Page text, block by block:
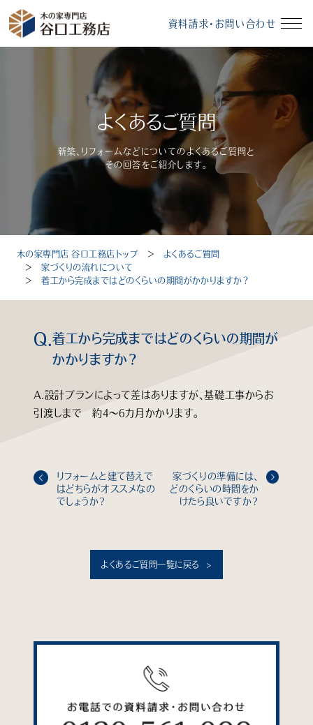
資料請求・お問い合わせ
イベント情報 資料請求・お問い合わせ
モデルハウス 無料相談会
受付時間：10～18時（定休日：毎週水曜、毎月第3火曜）
トップ
選ばれる理由
知る
学ぶ
よくあるご質問
よくあるご質問
新築、リフォームなどについてのよくあるご質問と
その回答をご紹介します。
木の家専門店 谷口工務店トップ ＞
よくあるご質問
＞家づくりの流れについて
＞着工から完成まではどのくらいの期間がかかりますか？
Q.着工から完成まではどのくらいの期間が
かかりますか？
A.設計プランによって差はありますが、基礎工事からお
引渡しまで 約4～6カ月かかります。
リフォームと建て替えで
はどちらがオススメなの
でしょうか？
家づくりの準備には、
どのくらいの時間をか
けたら良いですか？
よくあるご質問一覧に戻る